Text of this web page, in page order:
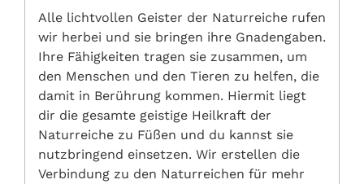
Alle lichtvollen Geister der Naturreiche rufen
wir herbei und sie bringen ihre Gnadengaben.
Ihre Fähigkeiten tragen sie zusammen, um
den Menschen und den Tieren zu helfen, die
damit in Berührung kommen. Hiermit liegt
dir die gesamte geistige Heilkraft der
Naturreiche zu Füßen und du kannst sie
nutzbringend einsetzen. Wir erstellen die
Verbindung zu den Naturreichen für mehr